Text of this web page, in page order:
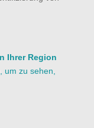
Ihrer Region
um zu sehen,